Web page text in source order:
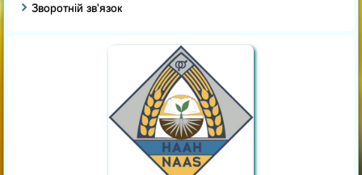
Зворотній зв'язок